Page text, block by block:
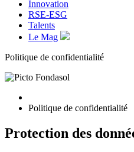
Innovation
RSE-ESG
Talents
Le Mag
Politique de confidentialité
Politique de confidentialité
Protection des